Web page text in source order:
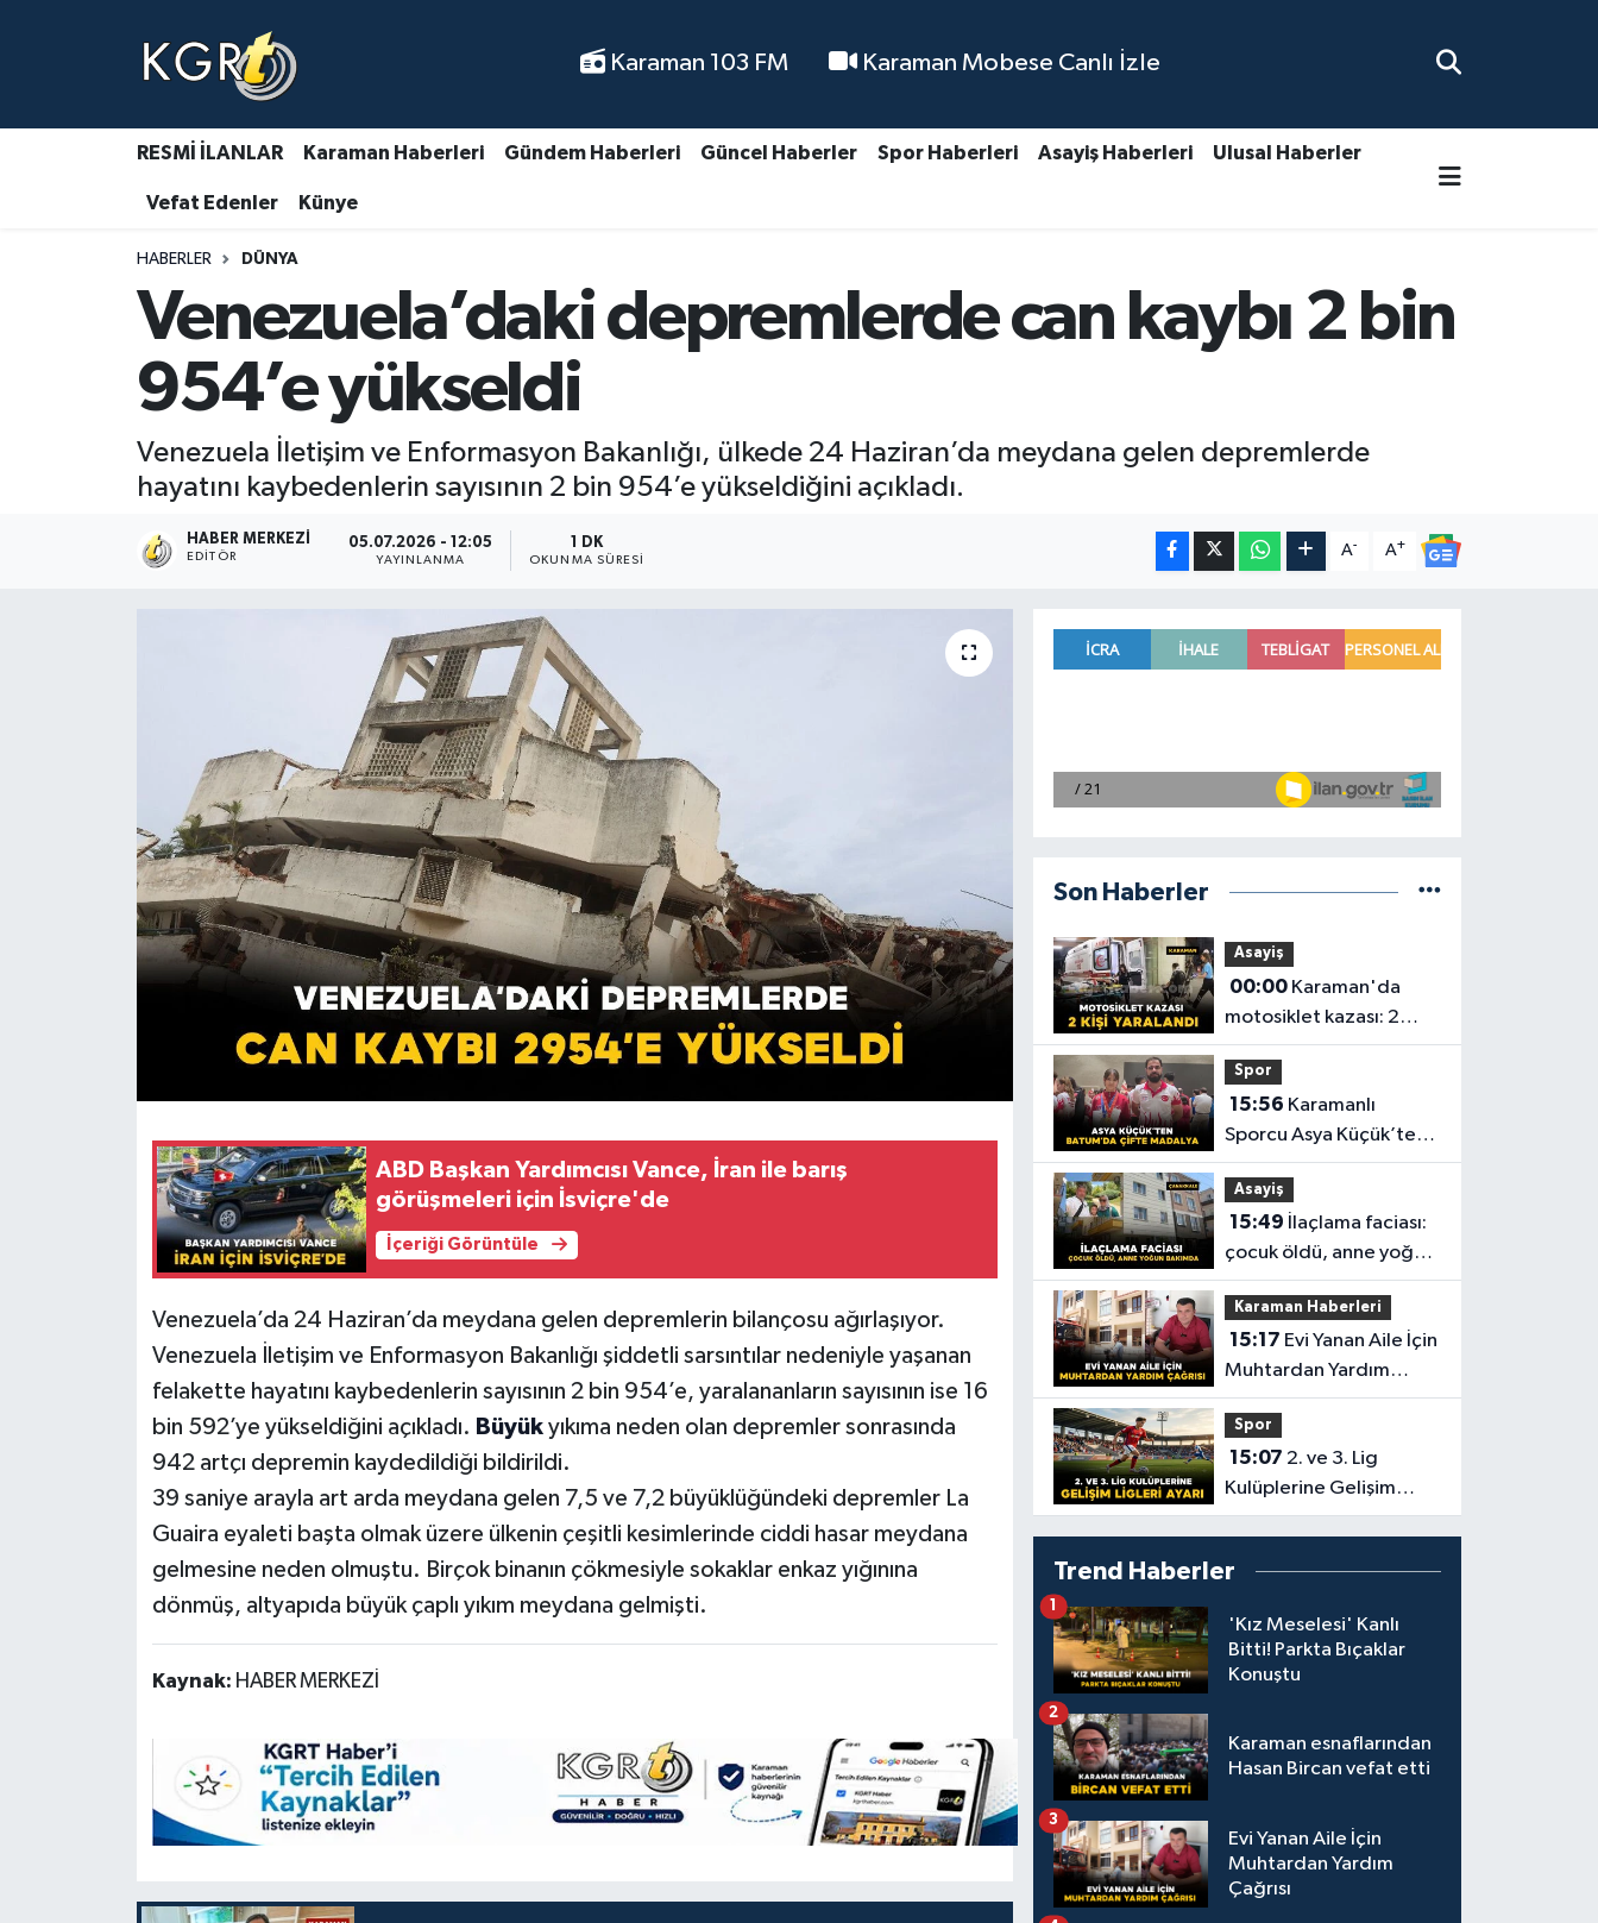
Karaman 103 FM Karaman Mobese Canlı İzle
RESMİ İLANLAR Karaman Haberleri Gündem Haberleri Güncel Haberler Spor Haberleri Asayiş Haberleri Ulusal Haberler
Vefat Edenler Künye
HABERLER DÜNYA
Venezuela’daki depremlerde can kaybı 2 bin
954’e yükseldi
Venezuela İletişim ve Enformasyon Bakanlığı, ülkede 24 Haziran’da meydana gelen depremlerde
hayatını kaybedenlerin sayısının 2 bin 954’e yükseldiğini açıkladı.
HABER MERKEZI
EDITÖR
05.07.2026 - 12:05
YAYINLANMA
1 DK
OKUNMA SÜRESI
A- A+
ABD Başkan Yardımcısı Vance, İran ile barış
görüşmeleri için İsviçre'de
İçeriği Görüntüle
Venezuela’da 24 Haziran’da meydana gelen depremlerin bilançosu ağırlaşıyor.
Venezuela İletişim ve Enformasyon Bakanlığı şiddetli sarsıntılar nedeniyle yaşanan
felakette hayatını kaybedenlerin sayısının 2 bin 954’e, yaralananların sayısının ise 16
bin 592’ye yükseldiğini açıkladı. Büyükyıkıma neden olan depremler sonrasında
942 artçı depremin kaydedildiği bildirildi.
39 saniye arayla art arda meydana gelen 7,5 ve 7,2 büyüklüğündeki depremler La
Guaira eyaleti başta olmak üzere ülkenin çeşitli kesimlerinde ciddi hasar meydana
gelmesine neden olmuştu. Birçok binanın çökmesiyle sokaklar enkaz yığınına
dönmüş, altyapıda büyük çaplı yıkım meydana gelmişti.
Kaynak: HABER MERKEZİ
Son Haberler
Asayiş
00:00Karaman'da
motosiklet kazası: 2
yaralı
Spor
15:56
Sporcu Asya Küçük’ten
Batum’da Çifte Madalya
Asayiş
15:49
çocuk öldü, anne yoğun
bakımda
Karaman Haberleri
15:17
Muhtardan Yardım
Çağrısı
Spor
15:07
Kulüplerine Gelişim
Ligleri Ayarı
Trend Haberler
'Kız Meselesi' Kanlı
Bitti! Parkta Bıçaklar
Konuştu
1
Karaman esnaflarından
Hasan Bircan vefat etti
2
Evi Yanan Aile İçin
Muhtardan Yardım
Çağrısı
3
Karaman Haberleri
Gündem Haberleri
Güncel Haberler
Asayiş Haberleri
Ulusal Haberler
Vefat Edenler